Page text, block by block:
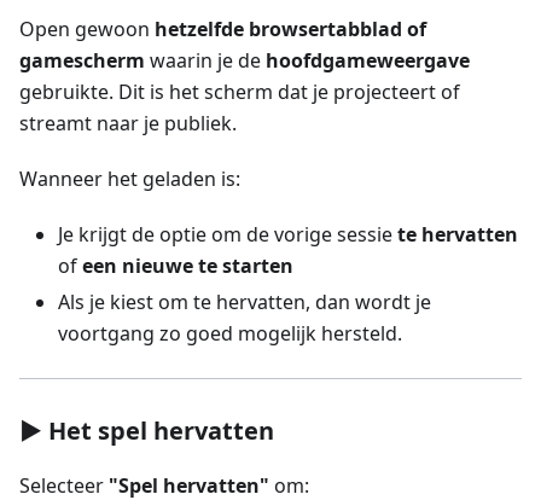
Open gewoon hetzelfde browsertabblad of
gamescherm waarin je de hoofdgameweergave
gebruikte. Dit is het scherm dat je projecteert of
streamt naar je publiek.
Wanneer het geladen is:
Je krijgt de optie om de vorige sessiete hervatten
ofeen nieuwe te starten
Als je kiest om te hervatten, dan wordt je
voortgang zo goed mogelijk hersteld.
▶️ Het spel hervatten
Selecteer "Spel hervatten" om: